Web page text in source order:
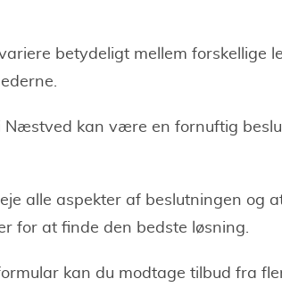
betydeligt mellem forskellige
Næstved kan være en fornuftig
alle aspekter af beslutningen og
for at finde den bedste løsning.
kan du modtage tilbud fra